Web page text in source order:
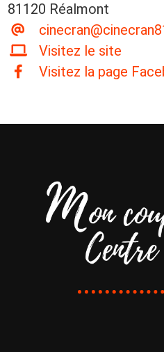
81120 Réalmont
Visitez le site
Visitez la page